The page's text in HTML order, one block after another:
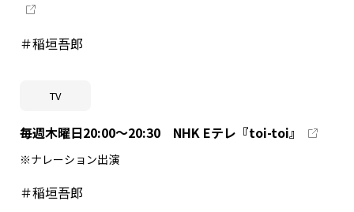
＃稲垣吾郎
TV
毎週木曜日20:00～20:30 NHK Eテレ『toi-toi』
※ナレーション出演
＃稲垣吾郎